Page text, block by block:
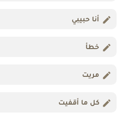
أنا حبيبي
خطأ
مريت
كل ما أقفيت